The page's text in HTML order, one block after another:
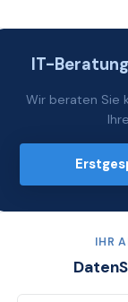
IT-
Wir beraten Sie
IHR